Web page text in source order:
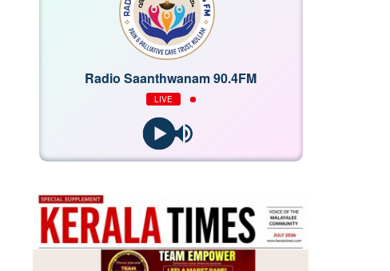
Radio Saanthwanam 90.4FM
LIVE